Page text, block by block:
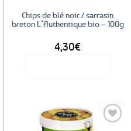
Chips de blé noir / sarrasin
breton L’Authentique bio – 100g
4,30€